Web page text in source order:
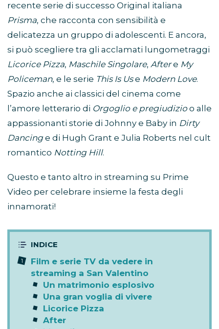
recente serie di successo Original italiana
Prisma, che racconta con sensibilità e
delicatezza un gruppo di adolescenti. E ancora,
si può scegliere tra gli acclamati lungometraggi
Licorice Pizza, Maschile Singolare, Aftere My
Policeman, e le serie This Is Use Modern Love.
Spazio anche ai classici del cinema come
l’amore letterario di Orgoglio e pregiudizioo alle
appassionanti storie di Johnny e Baby in Dirty
Dancing e di Hugh Grant e Julia Roberts nel cult
romantico Notting Hill.
Questo e tanto altro in streaming su Prime
Video per celebrare insieme la festa degli
innamorati!
Film e serie TV da vedere in
streaming a San Valentino
Un matrimonio esplosivo
Una gran voglia di vivere
Licorice Pizza
After